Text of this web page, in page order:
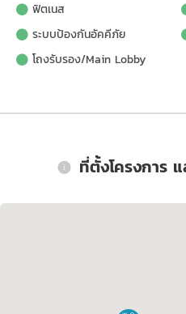
ฟิตเนส
ระบบป้องกันอัคคีภัย
โถงรับรอง/Main Lobby
ที่ตั้งโครงการ